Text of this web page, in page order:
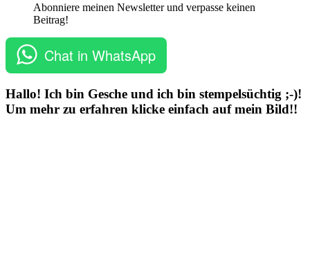
Abonniere meinen Newsletter und verpasse keinen
Beitrag!
Chat in WhatsApp
Hallo! Ich bin Gesche und ich bin stempelsüchtig ;-)!
Um mehr zu erfahren klicke einfach auf mein Bild!!